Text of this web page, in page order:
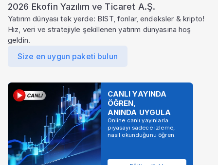
oran bazında
tablo halinde
inceleyin.
etkisini özet
kartlarla takip
edin.
2026 Ekofin Yazılım ve Ticaret A.Ş.
Yatırım dünyası tek yerde: BIST, fonlar, endeksler & kripto!
Hız, veri ve stratejiyle şekillenen yatırım dünyasına hoş
geldin.
Size en uygun paketi bulun
CANLI YAYINDA
ÖĞREN,
ANINDA UYGULA
Online canlı yayınlarla
piyasayı sadece izleme,
nasıl okunduğunu öğren.